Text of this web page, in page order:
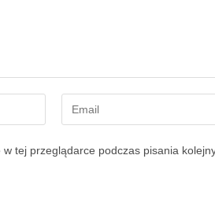
tej przeglądarce podczas pisania